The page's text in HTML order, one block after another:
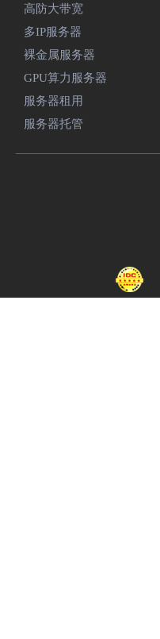
高防大带宽
多IP服务器
裸金属服务器
GPU算力服务器
服务器租用
服务器托管